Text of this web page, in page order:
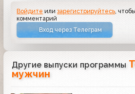
Войдите илизарегистрируйтесь ,
комментарий
Вход через Телеграм
Другие выпуски программы
мужчин